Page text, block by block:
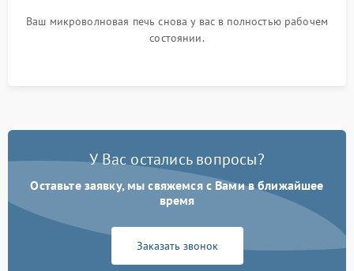
Ваш микроволновая печь снова у вас в полностью рабочем
состоянии.
У Вас остались вопросы?
Оставьте заявку, мы свяжемся с Вами в ближайшее
время
Заказать звонок